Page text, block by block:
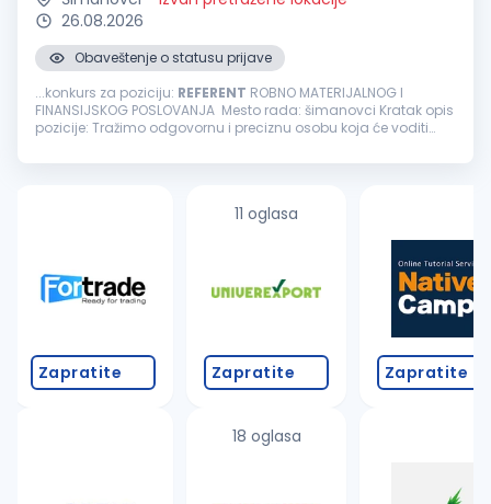
26.08.2026
Obaveštenje o statusu prijave
...konkurs za poziciju: REFERENT ROBNO MATERIJALNOG I
FINANSIJSKOG POSLOVANJA Mesto rada: šimanovci Kratak opis
pozicije: Tražimo odgovornu i preciznu osobu koja će voditi
tačnost podataka u ERP...
Zapratite
11 oglasa
Zapratite
18 oglasa
Zapratite